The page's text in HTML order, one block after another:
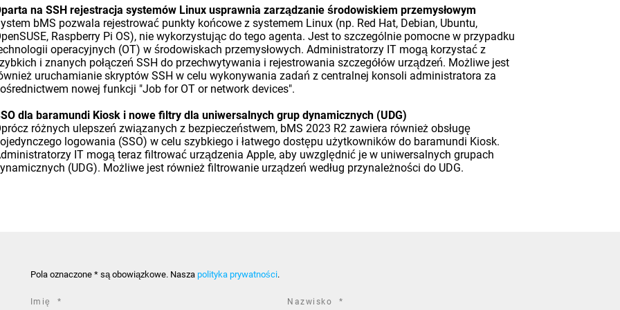
na SSH rejestracja systemów Linux usprawnia zarządzanie środowiskiem przemysłowym
bMS pozwala rejestrować punkty końcowe z systemem Linux (np. Red Hat, Debian, Ubuntu,
Raspberry Pi OS), nie wykorzystując do tego agenta. Jest to szczególnie pomocne w przypadku
operacyjnych (OT) w środowiskach przemysłowych. Administratorzy IT mogą korzystać z
i znanych połączeń SSH do przechwytywania i rejestrowania szczegółów urządzeń. Możliwe jest
uruchamianie skryptów SSH w celu wykonywania zadań z centralnej konsoli administratora za
nowej funkcji "Job for OT or network devices".
dla baramundi Kiosk i nowe filtry dla uniwersalnych grup dynamicznych (UDG)
różnych ulepszeń związanych z bezpieczeństwem, bMS 2023 R2 zawiera również obsługę
logowania (SSO) w celu szybkiego i łatwego dostępu użytkowników do baramundi Kiosk.
IT mogą teraz filtrować urządzenia Apple, aby uwzględnić je w uniwersalnych grupach
(UDG). Możliwe jest również filtrowanie urządzeń według przynależności do UDG.
Pola oznaczone * są obowiązkowe. Nasza polityka prywatności.
Imię * Nazwisko *